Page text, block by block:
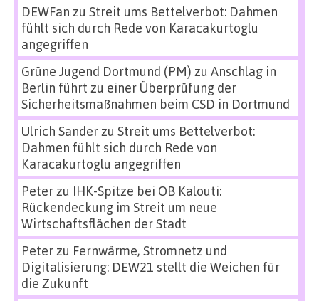
DEWFan zu Streit ums Bettelverbot: Dahmen
fühlt sich durch Rede von Karacakurtoglu
angegriffen
Grüne Jugend Dortmund (PM) zu Anschlag in
Berlin führt zu einer Überprüfung der
Sicherheitsmaßnahmen beim CSD in Dortmund
Ulrich Sanderzu Streit ums Bettelverbot:
Dahmen fühlt sich durch Rede von
Karacakurtoglu angegriffen
Peterzu IHK-Spitze bei OB Kalouti:
Rückendeckung im Streit um neue
Wirtschaftsflächen der Stadt
Peterzu Fernwärme, Stromnetz und
Digitalisierung: DEW21 stellt die Weichen für
die Zukunft